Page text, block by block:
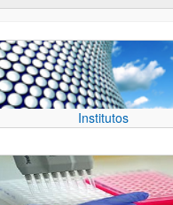
Institutos